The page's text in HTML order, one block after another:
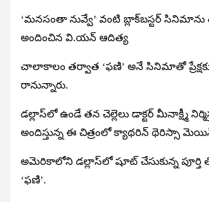
‘మనసంతా నువ్వే’ వంటి బ్లాక్‌బస్టర్‌ సినిమాను
అందించిన వి.యన్‌ ఆదిత్య
చాలాకాలం తర్వాత ‘ఫణి’ అనే సినిమాతో
రానున్నారు.
డల్లాస్‌లో ఉండే తన చెల్లెలు డాక్టర్‌ మీనాక్ష్మీ
అందిస్తున్న ఈ చిత్రంలో క్యాథరిన్‌ థెరిస్సా
అమెరికాలోని డల్లాస్‌లో షూట్‌ చేసుకున్న పూర్తి
‘ఫణి’.